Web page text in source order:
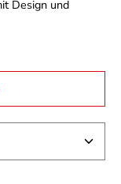
Design und